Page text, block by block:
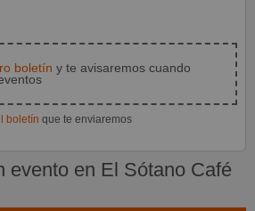
boletín y te avisaremos cuando
boletín que te enviaremos
evento en El Sótano Café